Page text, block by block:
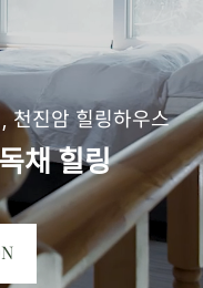
천진암 힐링하우스
채 힐링